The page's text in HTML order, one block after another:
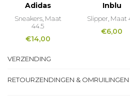
Adidas
Sneakers, Maat
44.5
€14,00
Inblu
Slipper, Maat
€6,00
VERZENDING
RETOURZENDINGEN & OMRUILINGEN